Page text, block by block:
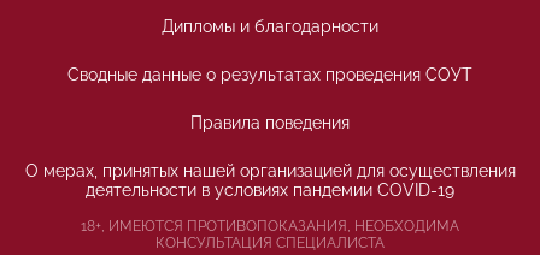
Дипломы и благодарности
Сводные данные о результатах проведения СОУТ
Правила поведения
О мерах, принятых нашей организацией для осуществления
деятельности в условиях пандемии COVID-19
18+, ИМЕЮТСЯ ПРОТИВОПОКАЗАНИЯ, НЕОБХОДИМА
КОНСУЛЬТАЦИЯ СПЕЦИАЛИСТА